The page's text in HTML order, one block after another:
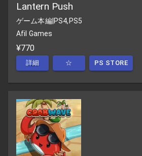
Lantern Push
ゲーム本編| PS4,PS5
Afil Games
¥770
詳細 ☆ PS STORE